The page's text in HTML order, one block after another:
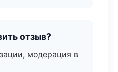
отзыв?
модерация в